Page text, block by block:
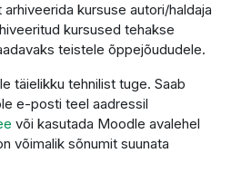
kursuse autori/haldaja
kursused tehakse
teistele õppejõududele.
täielikku tehnilist tuge. Saab
e-posti teel aadressil
või kasutada Moodle avalehel
võimalik sõnumit suunata